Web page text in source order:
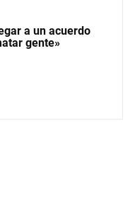
a un acuerdo
gente»